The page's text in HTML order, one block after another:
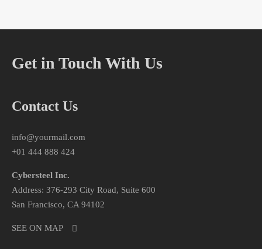
Get in Touch With Us
Contact Us
info@yourmail.com
+01 444 888 424
Cybersteel Inc.
Address: 376-293 City Road, Suite 600
San Francisco, CA 94102
SEE ON MAP